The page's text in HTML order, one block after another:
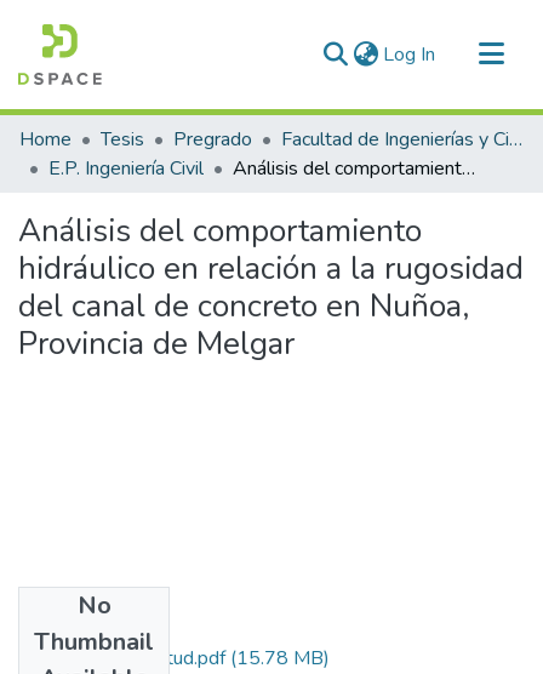
Log In (current)
Communities & Collections
All of DSpace
Home Tesis Pregrado
Facultad de Ingenierías y Ciencias Puras
E.P. Ingeniería Civil
Análisis del comportamiento hidráulico en relación a la rugosidad del canal de concreto en Nuñoa, Provincia de Melgar
Análisis del comportamiento
hidráulico en relación a la rugosidad
del canal de concreto en Nuñoa,
Provincia de Melgar
No
Thumbnail
Grado de Similitud.pdf(15.78 MB)